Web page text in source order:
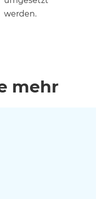
werden.
mehr